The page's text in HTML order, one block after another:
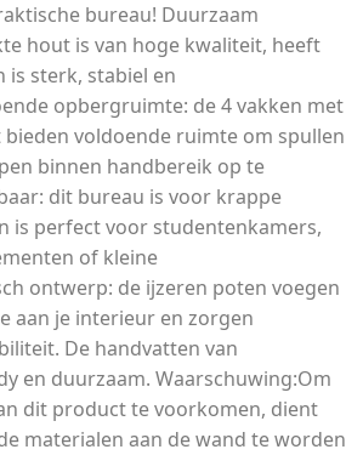
bureau! Duurzaam
hout is van hoge kwaliteit, heeft
is sterk, stabiel en
opbergruimte: de 4 vakken met
voldoende ruimte om spullen
binnen handbereik op te
dit bureau is voor krappe
is perfect voor studentenkamers,
of kleine
ontwerp: de ijzeren poten voegen
aan je interieur en zorgen
De handvatten van
en duurzaam. Waarschuwing:Om
dit product te voorkomen, dient
materialen aan de wand te worden